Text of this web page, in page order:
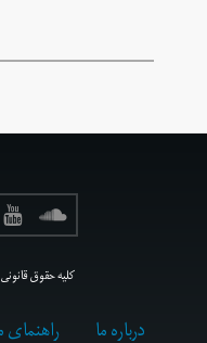
کلیه حقوق
درباره ما